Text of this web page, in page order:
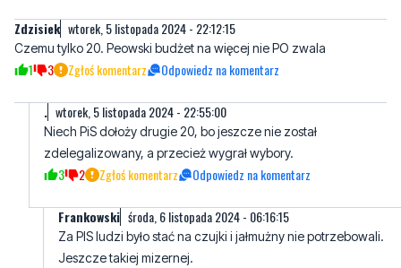
Zdzisiek wtorek, 5 listopada 2024 - 22:12:15
Czemu tylko 20. Peowski budżet na więcej nie PO zwala
1 3 Zgłoś komentarz Odpowiedz na komentarz
. wtorek, 5 listopada 2024 - 22:55:00
Niech PiS dołoży drugie 20, bo jeszcze nie został
zdelegalizowany, a przecież wygrał wybory.
3 2 Zgłoś komentarz Odpowiedz na komentarz
Frankowski środa, 6 listopada 2024 - 06:16:15
Za PIS ludzi było stać na czujki i jałmużny nie potrzebowali.
Jeszcze takiej mizernej.